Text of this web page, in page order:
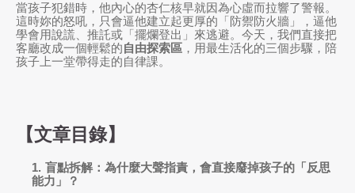
當孩子犯錯時，他內心的杏仁核早就因為心虛而拉響了警報。
這時妳的怒吼，只會逼他建立起更厚的「防禦防火牆」，逼他
學會用說謊、推託或「擺爛登出」來逃避。今天，我們直接把
客廳改成一個輕鬆的自由探索區 ，用最生活化的三個步驟，陪
孩子上一堂帶得走的自律課。
【文章目錄】
盲點拆解：為什麼大聲指責，會直接廢掉孩子的「反思
能力」？